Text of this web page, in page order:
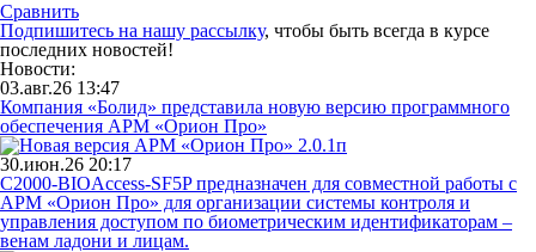
Сравнить
Подпишитесь на нашу рассылку, чтобы быть всегда в курсе
последних новостей!
Новости:
03.авг.26 13:47
Компания «Болид» представила новую версию программного
обеспечения АРМ «Орион Про»
30.июн.26 20:17
С2000-BIOAccess-SF5P предназначен для совместной работы с
АРМ «Орион Про» для организации системы контроля и
управления доступом по биометрическим идентификаторам –
венам ладони и лицам.